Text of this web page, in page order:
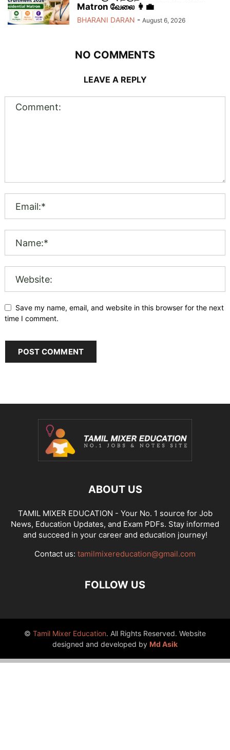
Matron வேலை 👩‍💼
BHARANI DARAN - August 6, 2026
NO COMMENTS
LEAVE A REPLY
Save my name, email, and website in this browser for the next
time I comment.
ABOUT US
TAMIL MIXER EDUCATION - Your No. 1 source for Job
News, Education Updates, and Exam PDFs. Stay informed
and succeed in your career and education journey!
Contact us: tamilmixereducation@gmail.com
FOLLOW US
© Tamil Mixer Education. All Rights Reserved. Website
designed and developed by Md Asik